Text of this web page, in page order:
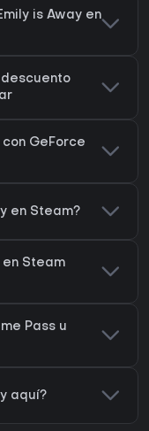
is Away en
descuento
GeForce
en Steam?
en Steam
Pass u
aquí?